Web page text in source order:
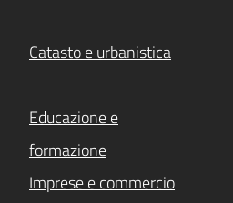
Catasto e urbanistica
Educazione e
formazione
Imprese e commercio